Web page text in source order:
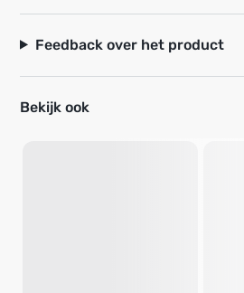
Feedback over het product
Bekijk ook